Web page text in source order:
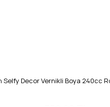
Selfy Decor Vernikli Boya 240cc